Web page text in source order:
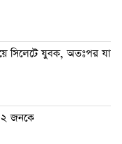
সিলেটে যুবক, অতঃপর যা
২ জনকে